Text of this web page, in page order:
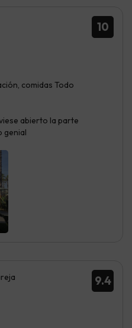
10
comidas Todo
abierto la parte
genial
9.4